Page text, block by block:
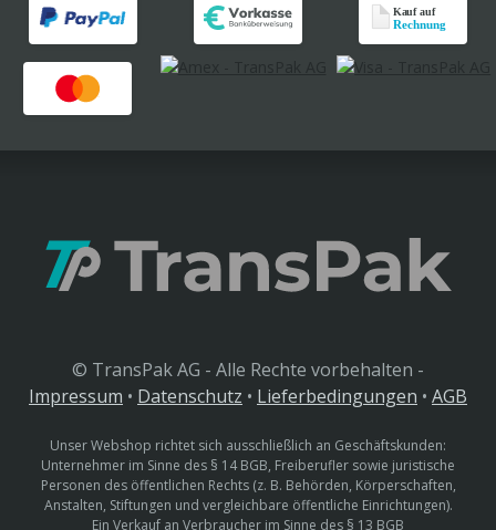
© TransPak AG - Alle Rechte vorbehalten -
Impressum • Datenschutz • Lieferbedingungen • AGB
Unser Webshop richtet sich ausschließlich an Geschäftskunden:
Unternehmer im Sinne des § 14 BGB, Freiberufler sowie juristische
Personen des öffentlichen Rechts (z. B. Behörden, Körperschaften,
Anstalten, Stiftungen und vergleichbare öffentliche Einrichtungen).
Ein Verkauf an Verbraucher im Sinne des § 13 BGB